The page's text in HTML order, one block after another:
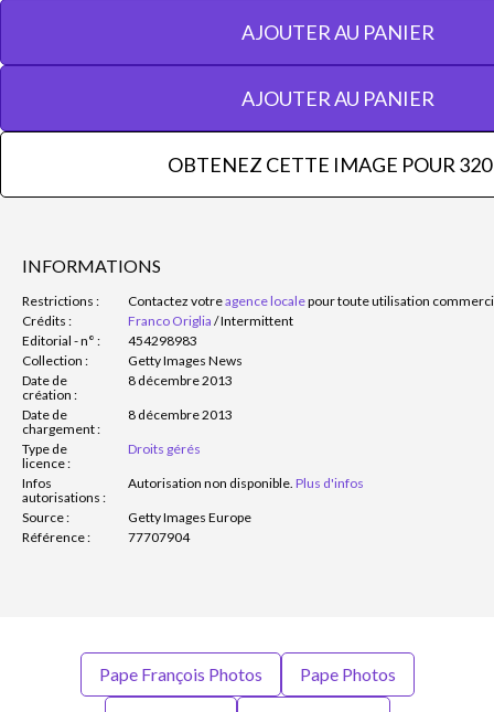
AJOUTER AU PANIER
AJOUTER AU PANIER
OBTENEZ CETTE IMAGE POUR
INFORMATIONS
Restrictions : Contactez votreagence localepour toute utilisation
Crédits :
Franco Origlia /Intermittent
Editorial - n° :
454298983
Collection :
Getty Images News
Date de
création :
8 décembre 2013
Date de
chargement :
8 décembre 2013
Type de
licence :
Droits gérés
Infos
autorisations :
Autorisation non disponible. Plus d'infos
Source :
Getty Images Europe
Référence :
77707904
Pape François Photos Pape Photos